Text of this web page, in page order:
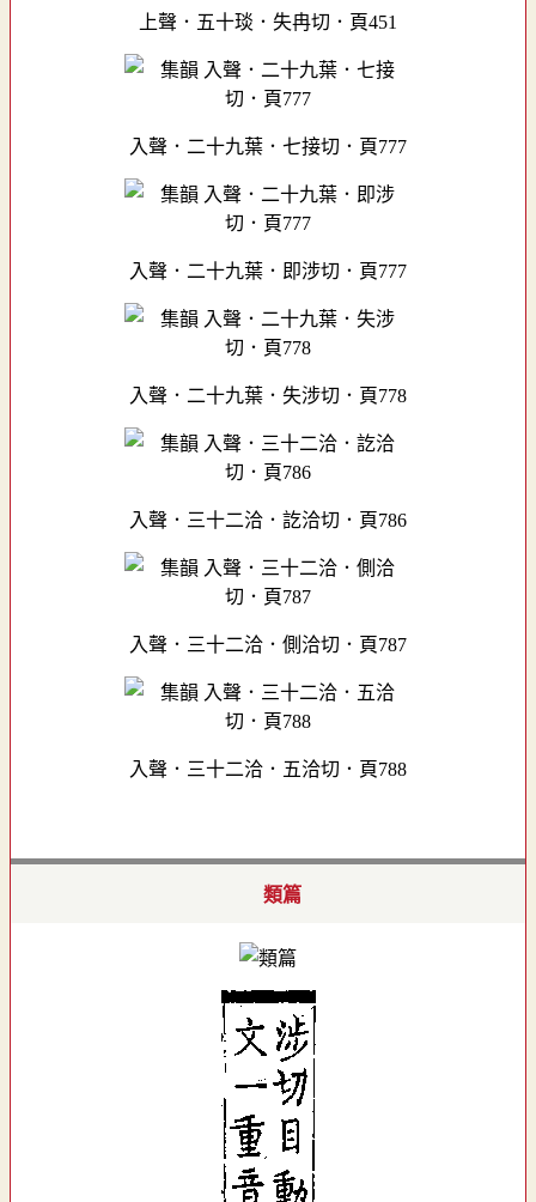
上聲．五十琰．失冉切．頁451
入聲．二十九葉．七接切．頁777
入聲．二十九葉．即涉切．頁777
入聲．二十九葉．失涉切．頁778
入聲．三十二洽．訖洽切．頁786
入聲．三十二洽．側洽切．頁787
入聲．三十二洽．五洽切．頁788
類篇